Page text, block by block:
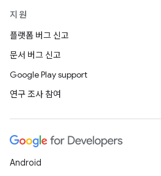
지원
플랫폼 버그 신고
문서 버그 신고
Google Play support
연구 조사 참여
Android